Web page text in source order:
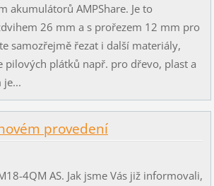
akumulátorů AMPShare. Je to
26 mm a s prořezem 12 mm pro
samozřejmě řezat i další materiály,
pilových plátků např. pro dřevo, plast a
je...
provedení
4QM AS. Jak jsme Vás již informovali,